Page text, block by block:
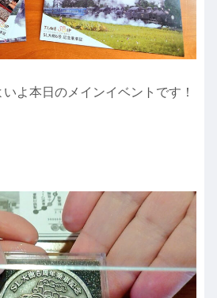
よ本日のメインイベントです！